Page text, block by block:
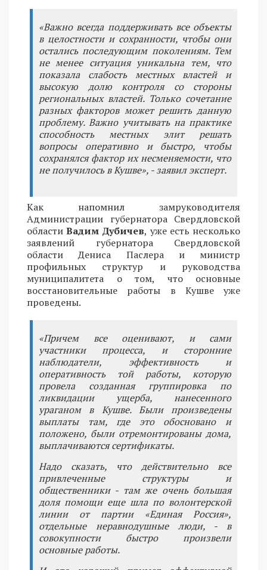
«Важно всегда поддерживать все объекты
в целостности и сохранности, чтобы они
остались последующим поколениям. Тем
не менее ситуация уникальна тем, что
показала слабость местных властей и
высокую долю контроля со стороны
региональных властей. Только сочетание
разных факторов может решить данную
проблему. Важно учитывать на практике
способность местных элит решать
вопросы оперативно и быстро, чтобы
сохранялся фактор их несменяемости, что
не получилось в Кушве», - заявил эксперт.
Как напомнил замруководителя
Администрации губернатора Свердловской
областиВадим Дубичев, уже есть несколько
заявлений губернатора Свердловской
области Дениса Паслера и министр
профильных структур и руководства
муниципалитета о том, что основные
восстановительные работы в Кушве уже
проведены.
«Причем все оценивают, и сами
участники процесса, и сторонние
наблюдатели, эффективность и
оперативность той работы, которую
провела созданная группировка по
ликвидации ущерба, нанесенного
ураганом в Кушве. Были произведены
выплаты там, где это обосновано и
положено, были отремонтированы дома,
выплачиваются сертификаты.
Надо сказать, что действительно все
привлеченные структуры и
общественники - там же очень большая
доля помощи еще шла по волонтерской
линии от партии «Единая Россия»,
отдельные неравнодушные люди, - в
совокупности быстро произвели
основные работы.